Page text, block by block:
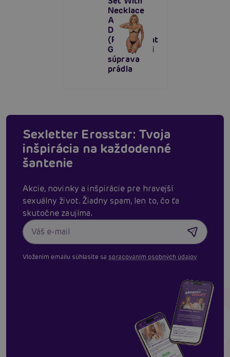
Necklace
And Leg
Details
(Fluorescent
Green), sexi
súprava
prádla
Sexletter Erosstar: Tvoja
inšpirácia na každodenné
šantenie
Akcie, novinky a inšpirácie pre hravejší
sexuálny život. Žiadny spam, len to, čo ťa
skutočne zaujíma.
Vložením emailu súhlasíte sa spracovaním osobných údajov